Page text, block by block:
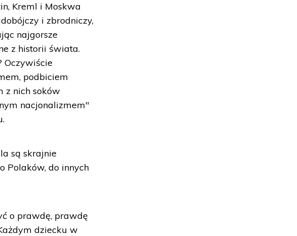
Kreml i Moskwa
i zbrodniczy,
najgorsze
z historii świata.
Oczywiście
podbiciem
z nich soków
nacjonalizmem"
są skrajnie
Polaków, do innych
o prawdę, prawdę
dziecku w